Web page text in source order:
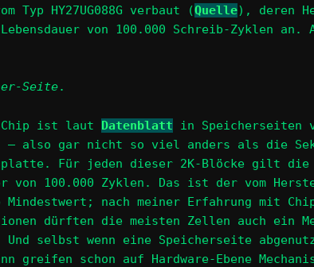
Typ HY27UG088G verbaut (Quelle), deren
von 100.000 Schreib-Zyklen an.
Seite.
Chip ist laut Datenblatt in Speicherseiten
also gar nicht so viel anders als die
Für jeden dieser 2K-Blöcke gilt die
von 100.000 Zyklen. Das ist der vom
Mindestwert; nach meiner Erfahrung mit
dürften die meisten Zellen auch ein
Und selbst wenn eine Speicherseite
greifen schon auf Hardware-Ebene